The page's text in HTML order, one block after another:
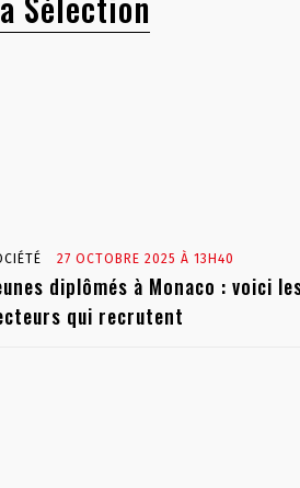
27 OCTOBRE 2025 À 13H40
diplômés à Monaco : voici
qui recrutent